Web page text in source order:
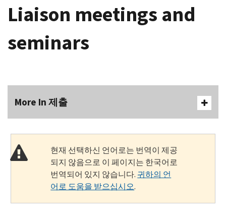
Liaison meetings and
seminars
More In 제출
현재 선택하신 언어로는 번역이 제공
되지 않음으로 이 페이지는 한국어로
번역되어 있지 않습니다. 귀하의 언
어로 도움을 받으십시오.